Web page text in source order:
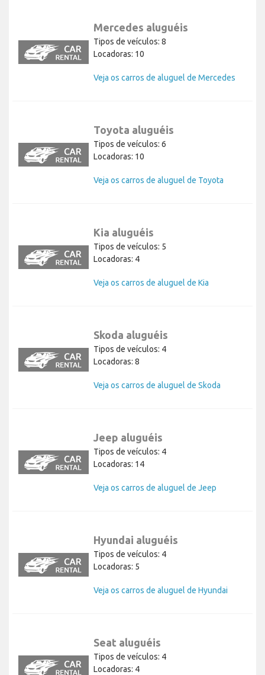
Mercedes aluguéis
Tipos de veículos: 8
Locadoras: 10
Veja os carros de aluguel de Mercedes
Toyota aluguéis
Tipos de veículos: 6
Locadoras: 10
Veja os carros de aluguel de Toyota
Kia aluguéis
Tipos de veículos: 5
Locadoras: 4
Veja os carros de aluguel de Kia
Skoda aluguéis
Tipos de veículos: 4
Locadoras: 8
Veja os carros de aluguel de Skoda
Jeep aluguéis
Tipos de veículos: 4
Locadoras: 14
Veja os carros de aluguel de Jeep
Hyundai aluguéis
Tipos de veículos: 4
Locadoras: 5
Veja os carros de aluguel de Hyundai
Seat aluguéis
Tipos de veículos: 4
Locadoras: 4